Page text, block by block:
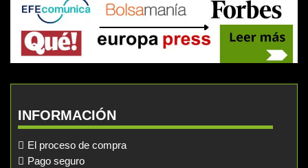
INFORMACIÓN
El proceso de compra
Pago seguro